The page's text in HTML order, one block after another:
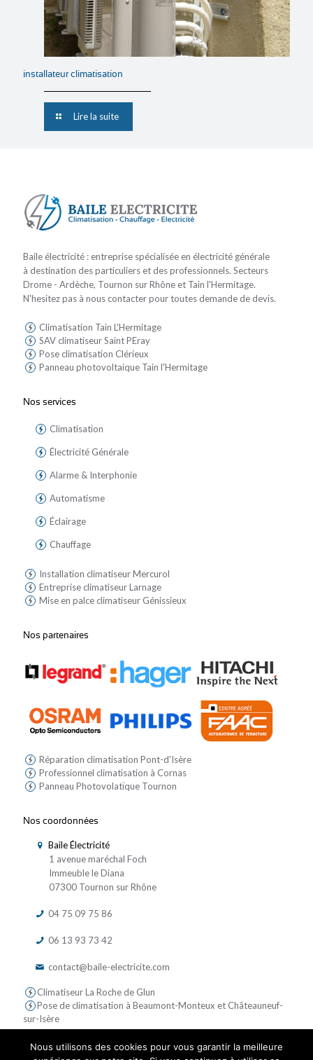
installateur climatisation
Lire la suite
Baile électricité : entreprise spécialisée en électricité générale
à destination des particuliers et des professionnels. Secteurs
Drome - Ardèche, Tournon sur Rhône et Tain l'Hermitage.
N'hesitez pas à nous contacter pour toutes demande de devis.
Climatisation Tain L'Hermitage
SAV climatiseur Saint PEray
Pose climatisation Clérieux
Panneau photovoltaique Tain l'Hermitage
Nos services
Climatisation
Électricité Générale
Alarme & Interphonie
Automatisme
Éclairage
Chauffage
Installation climatiseur Mercurol
Entreprise climatiseur Larnage
Mise en palce climatiseur Génissieux
Nos partenaires
Réparation climatisation Pont-d'Isère
Professionnel climatisation à Cornas
Panneau Photovolatïque Tournon
Nos coordonnées
Baile Électricité
1 avenue maréchal Foch
Immeuble le Diana
07300 Tournon sur Rhône
04 75 09 75 86
06 13 93 73 42
contact@baile-electricite.com
Climatiseur La Roche de Glun
Pose de climatisation à Beaumont-Monteux et Châteauneuf-
sur-Isère
Nous utilisons des cookies pour vous garantir la meilleure